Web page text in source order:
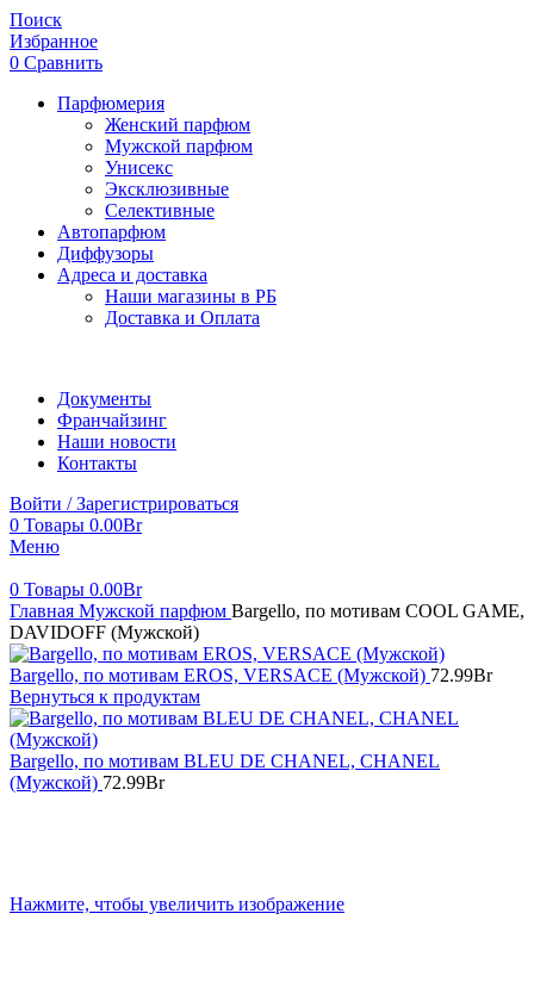
Поиск
Избранное
0 Сравнить
Парфюмерия
Женский парфюм
Мужской парфюм
Унисекс
Эксклюзивные
Селективные
Автопарфюм
Диффузоры
Адреса и доставка
Наши магазины в РБ
Доставка и Оплата
Документы
Франчайзинг
Наши новости
Контакты
Войти / Зарегистрироваться
0 Товары 0.00Br
Меню
0 Товары 0.00Br
Главная Мужской парфюм Bargello, по мотивам COOL GAME,
DAVIDOFF (Мужской)
Bargello, по мотивам EROS, VERSACE (Мужской) 72.99Br
Вернуться к продуктам
Bargello, по мотивам BLEU DE CHANEL, CHANEL
(Мужской) 72.99Br
Нажмите, чтобы увеличить изображение